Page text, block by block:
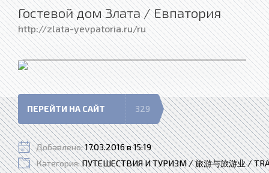
Гостевой дом Злата / Евпатория
http://zlata-yevpatoria.ru/ru
ПЕРЕЙТИ НА САЙТ 329
Добавлено:17.03.2016 в 15:19
Категория:ПУТЕШЕСТВИЯ И ТУРИЗМ / 旅游与旅游业 /